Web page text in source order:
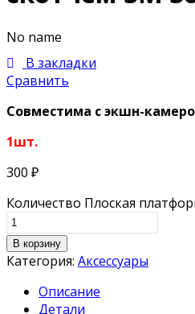
No name
В закладки
Сравнить
Совместима c экшн-
1шт.
300 ₽
Количество Плоская
В корзину
Категория: Аксессуары
Описание
Детали